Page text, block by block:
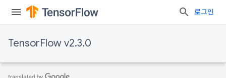
로그인
TensorFlow v2.3.0